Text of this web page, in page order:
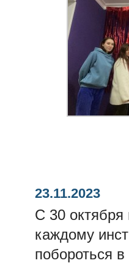
23.11.2023
С 30
каждому
побороться